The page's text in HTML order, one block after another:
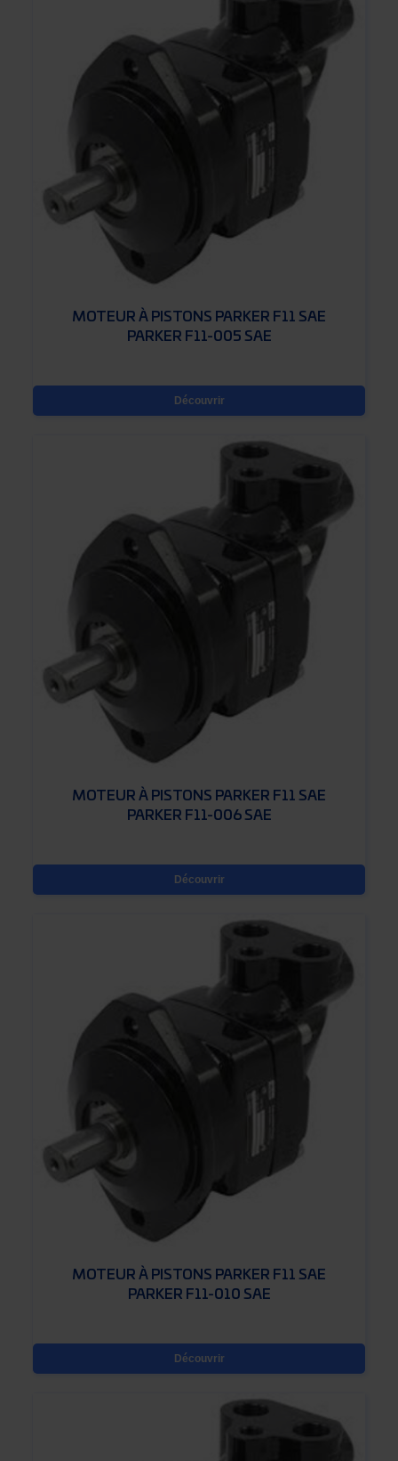
MOTEUR À PISTONS PARKER F11 SAE
PARKER F11-005 SAE
Découvrir
MOTEUR À PISTONS PARKER F11 SAE
PARKER F11-006 SAE
Découvrir
MOTEUR À PISTONS PARKER F11 SAE
PARKER F11-010 SAE
Découvrir